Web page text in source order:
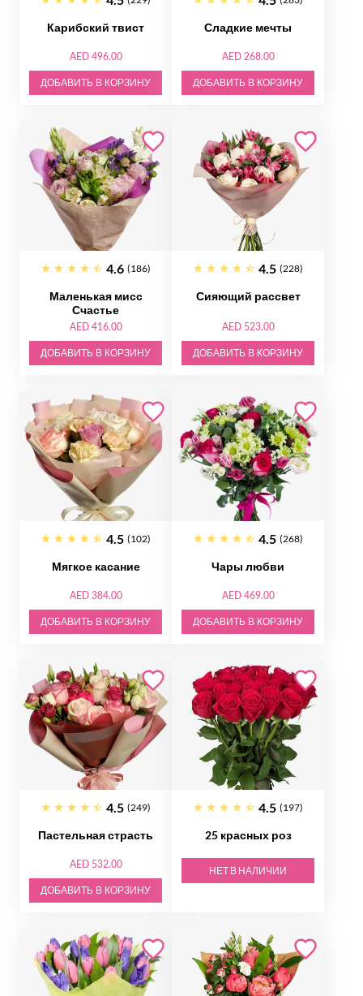
Карибский твист
AED 496.00
ДОБАВИТЬ В КОРЗИНУ
Сладкие мечты
AED 268.00
ДОБАВИТЬ В КОРЗИНУ
4.6 (186)
Маленькая мисс
Счастье
AED 416.00
ДОБАВИТЬ В КОРЗИНУ
4.5 (228)
Сияющий рассвет
AED 523.00
ДОБАВИТЬ В КОРЗИНУ
4.5 (102)
Мягкое касание
AED 384.00
ДОБАВИТЬ В КОРЗИНУ
4.5 (268)
Чары любви
AED 469.00
ДОБАВИТЬ В КОРЗИНУ
4.5 (249)
Пастельная страсть
AED 532.00
ДОБАВИТЬ В КОРЗИНУ
4.5 (197)
25 красных роз
НЕТ В НАЛИЧИИ